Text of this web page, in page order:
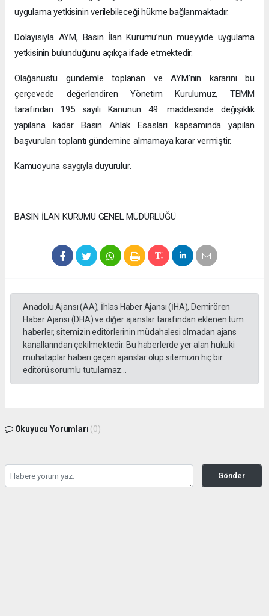
uygulama yetkisinin verilebileceği hükme bağlanmaktadır.
Dolayısıyla AYM, Basın İlan Kurumu’nun müeyyide uygulama
yetkisinin bulunduğunu açıkça ifade etmektedir.
Olağanüstü gündemle toplanan ve AYM’nin kararını bu
çerçevede değerlendiren Yönetim Kurulumuz, TBMM
tarafından 195 sayılı Kanunun 49. maddesinde değişiklik
yapılana kadar Basın Ahlak Esasları kapsamında yapılan
başvuruları toplantı gündemine almamaya karar vermiştir.
Kamuoyuna saygıyla duyurulur.
BASIN İLAN KURUMU GENEL MÜDÜRLÜĞÜ
Anadolu Ajansı (AA), İhlas Haber Ajansı (İHA), Demirören
Haber Ajansı (DHA) ve diğer ajanslar tarafından eklenen tüm
haberler, sitemizin editörlerinin müdahalesi olmadan ajans
kanallarından çekilmektedir. Bu haberlerde yer alan hukuki
muhataplar haberi geçen ajanslar olup sitemizin hiç bir
editörü sorumlu tutulamaz...
Okuyucu Yorumları (0)
Gönder